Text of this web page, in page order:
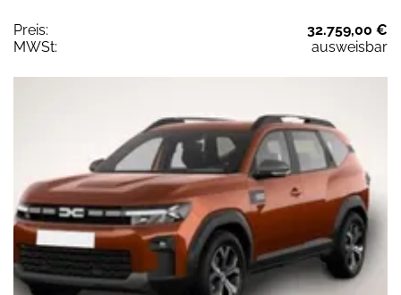
Preis:
32.759,00 €
MWSt:
ausweisbar